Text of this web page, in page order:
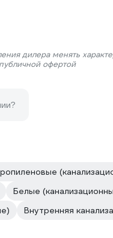
дилера менять
офертой
Белые
Внутренняя